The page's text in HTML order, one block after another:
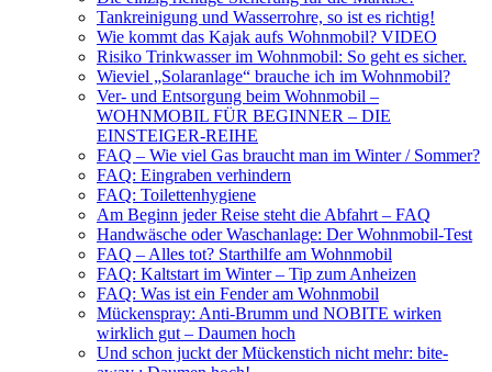
Tankreinigung und Wasserrohre, so ist es richtig!
Wie kommt das Kajak aufs Wohnmobil? VIDEO
Risiko Trinkwasser im Wohnmobil: So geht es sicher.
Wieviel „Solaranlage“ brauche ich im Wohnmobil?
Ver- und Entsorgung beim Wohnmobil –
WOHNMOBIL FÜR BEGINNER – DIE
EINSTEIGER-REIHE
FAQ – Wie viel Gas braucht man im Winter / Sommer?
FAQ: Eingraben verhindern
FAQ: Toilettenhygiene
Am Beginn jeder Reise steht die Abfahrt – FAQ
Handwäsche oder Waschanlage: Der Wohnmobil-Test
FAQ – Alles tot? Starthilfe am Wohnmobil
FAQ: Kaltstart im Winter – Tip zum Anheizen
FAQ: Was ist ein Fender am Wohnmobil
Mückenspray: Anti-Brumm und NOBITE wirken
wirklich gut – Daumen hoch
Und schon juckt der Mückenstich nicht mehr: bite-